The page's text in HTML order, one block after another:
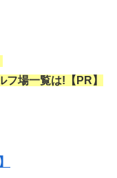
場一覧は!【PR】